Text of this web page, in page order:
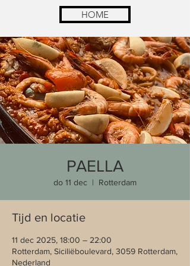
HOME
PAELLA
do 11 dec
  |
Rotterdam
Tijd en locatie
11 dec 2025, 18:00 – 22:00
Rotterdam, Siciliëboulevard, 3059 Rotterdam,
Nederland